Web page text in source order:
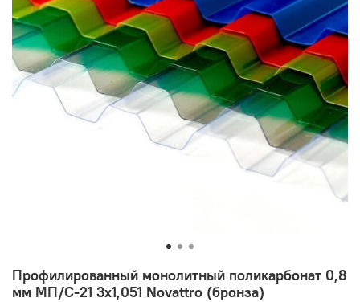
Профилированный монолитный поликарбонат 0,8
мм МП/С-21 3х1,051 Novattro (бронза)